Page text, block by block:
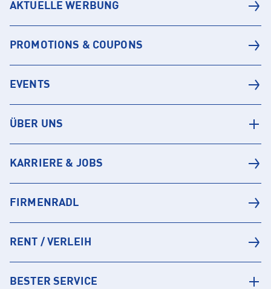
AKTUELLE WERBUNG
PROMOTIONS & COUPONS
EVENTS
ÜBER UNS
KARRIERE & JOBS
FIRMENRADL
RENT / VERLEIH
BESTER SERVICE